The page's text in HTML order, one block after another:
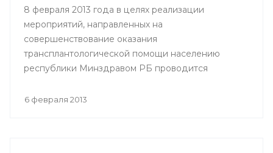
8 февраля 2013 года в целях реализации
мероприятий, направленных на
совершенствование оказания
трансплантологической помощи населению
республики Минздравом РБ проводится
конференция «Перспективы донорства и
6 февраля 2013